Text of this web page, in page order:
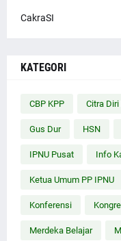
CakraSI
KATEGORI
CBP KPP Citra Diri
Gus Dur HSN
IPNU Pusat Info
Ketua Umum PP IPNU
Konferensi
Merdeka Belajar